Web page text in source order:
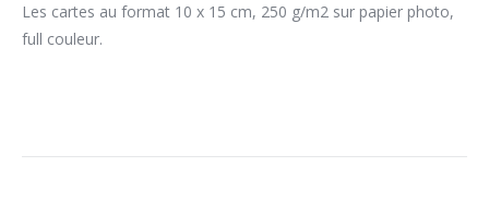
Les cartes au format 10 x 15 cm, 250 g/m2 sur papier photo,
full couleur.